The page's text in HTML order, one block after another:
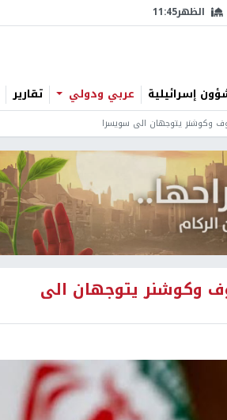
الظهر11:45
إسرائيلية عربي ودولي تقارير
وكوشنر يتوجهان الى سويسرا
وكوشنر يتوجهان الى